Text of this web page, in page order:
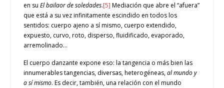
en suEl bailaor de soledades.[5] Mediación que abre el “afuera”
que está a su vez infinitamente escindido en todos los
sentidos: cuerpo ajeno a sí mismo, cuerpo extendido,
expuesto, curvo, roto, disperso, fluidificado, evaporado,
arremolinado…
El cuerpo danzante expone eso: la tangencia o más bien las
innumerables tangencias, diversas, heterogéneas,al mundo y
a sí mismo. Es decir, también, una relación con el mundo